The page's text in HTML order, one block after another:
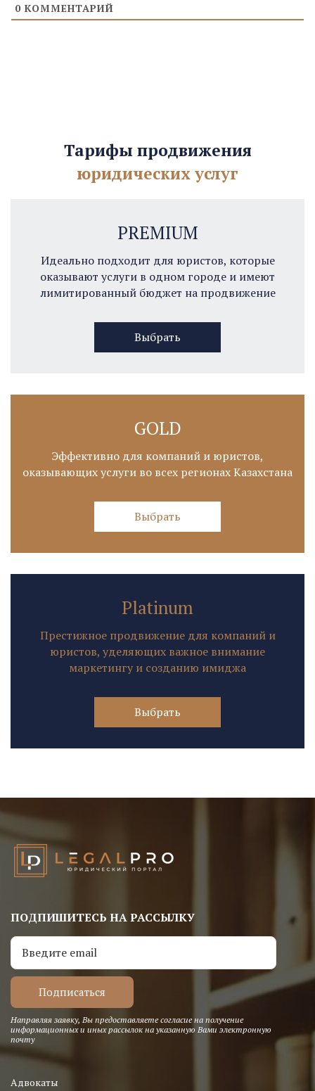
0 КОММЕНТАРИЙ
Тарифы продвижения
юридических услуг
PREMIUM
Идеально подходит для юристов, которые
оказывают услуги в одном городе и имеют
лимитированный бюджет на продвижение
Выбрать
GOLD
Эффективно для компаний и юристов,
оказывающих услуги во всех регионах Казахстана
Выбрать
Platinum
Престижное продвижение для компаний и
юристов, уделяющих важное внимание
маркетингу и созданию имиджа
Выбрать
ПОДПИШИТЕСЬ НА РАССЫЛКУ
Направляя заявку, Вы предоставляете согласие на получение
информационных и иных рассылок на указанную Вами электронную
почту
Адвокаты